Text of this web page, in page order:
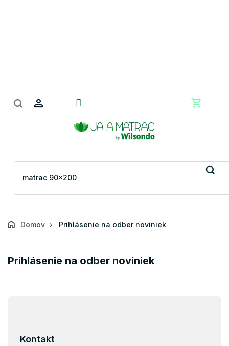
Domov Prihlásenie na odber noviniek
Prihlásenie na odber noviniek
Kontakt